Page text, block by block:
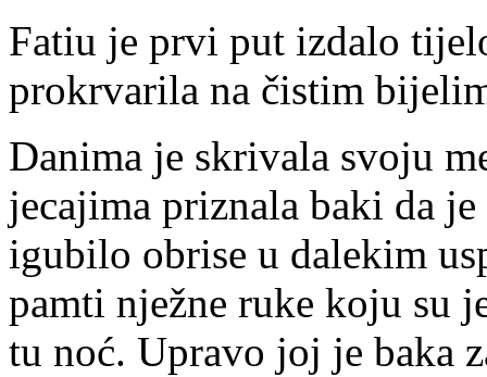
Fatiu je prvi put izdalo
prokrvarila na čistim
Danima je skrivala svoju
jecajima priznala baki da
igubilo obrise u dalekim
pamti nježne ruke koju su
tu noć. Upravo joj je baka